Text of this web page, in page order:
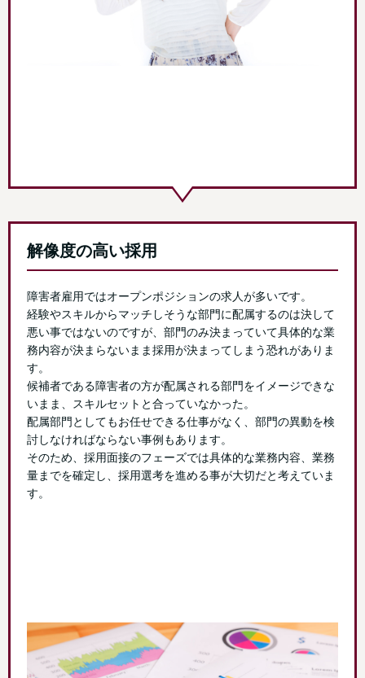
解像度の高い採用
障害者雇用ではオープンポジションの求人が多いです。
経験やスキルからマッチしそうな部門に配属するのは決して
悪い事ではないのですが、部門のみ決まっていて具体的な業
務内容が決まらないまま採用が決まってしまう恐れがありま
す。
候補者である障害者の方が配属される部門をイメージできな
いまま、スキルセットと合っていなかった。
配属部門としてもお任せできる仕事がなく、部門の異動を検
討しなければならない事例もあります。
そのため、採用面接のフェーズでは具体的な業務内容、業務
量までを確定し、採用選考を進める事が大切だと考えていま
す。